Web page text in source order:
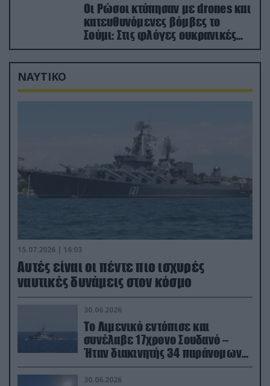
Οι Ρώσοι κτύπησαν με drones και
κατευθυνόμενες βόμβες το
Σούμι: Στις φλόγες ουκρανικές
ενεργειακές εγκαταστάσεις
ΝΑΥΤΙΚΟ
15.07.2026 | 16:03
Aυτές είναι οι πέντε πιο ισχυρές
ναυτικές δυνάμεις στον κόσμο
30.06.2026
Το Λιμενικό εντόπισε και
συνέλαβε 17χρονο Σουδανό –
Ήταν διακινητής 34 παράνομων
μεταναστών
30.06.2026